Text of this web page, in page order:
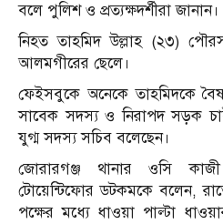
বলে পুলিশ ও প্রত্যক্ষদর্শীরা জানান।
নিহত তাহমিদ উল্লাহ (২৩)
আলমগীরের ছেলে।
ফেইসবুকে অনেকে তাহমিদকে
সাবেক সদস্য ও নিরাপদ সড়ক
যুগ্ম সদস্য সচিব বলেছেন।
জোরারগঞ্জ থানার ওসি
টোয়েন্টিফোর ডটকমকে বলেন,
পক্ষের মধ্যে ধাওয়া পাল্টা